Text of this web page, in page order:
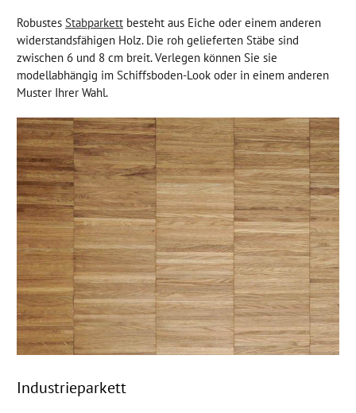
Robustes Stabparkett besteht aus Eiche oder einem anderen
widerstandsfähigen Holz. Die roh gelieferten Stäbe sind
zwischen 6 und 8 cm breit. Verlegen können Sie sie
modellabhängig im Schiffsboden-Look oder in einem anderen
Muster Ihrer Wahl.
Industrieparkett